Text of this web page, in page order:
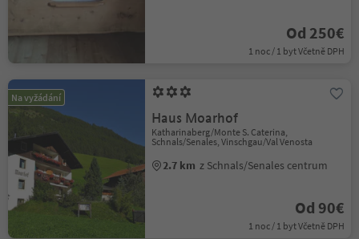
Od 250€
1 noc / 1 byt Včetně DPH
Na vyžádání
Haus Moarhof
Katharinaberg/Monte S. Caterina,
Schnals/Senales, Vinschgau/Val Venosta
2.7 km z Schnals/Senales centrum
Od 90€
1 noc / 1 byt Včetně DPH